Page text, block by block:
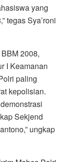
yang
tegas Sya’roni
2008,
I Keamanan
paling
kepolisian.
Sekjend
ungkap